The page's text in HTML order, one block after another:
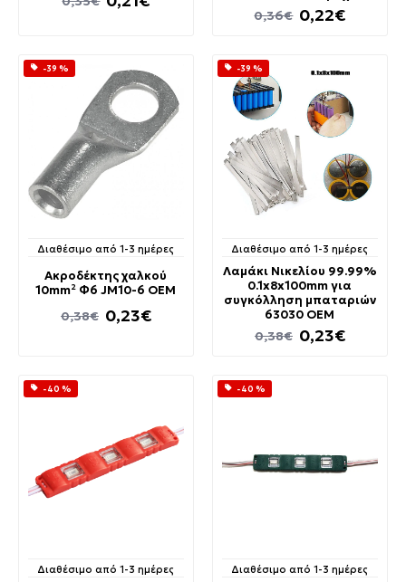
0,22€
0,36€
-39 %
Διαθέσιμο από 1-3 ημέρες
Ακροδέκτης χαλκού
10mm² Φ6 JM10-6 OEM
0,23€
0,38€
-39 %
Διαθέσιμο από 1-3 ημέρες
Λαμάκι Νικελίου 99.99%
0.1x8x100mm για
συγκόλληση μπαταριών
63030 OEM
0,23€
0,38€
-40 %
Διαθέσιμο από 1-3 ημέρες
-40 %
Διαθέσιμο από 1-3 ημέρες